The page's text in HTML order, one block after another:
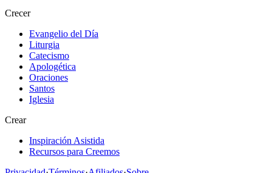
Crecer
Evangelio del Día
Liturgia
Catecismo
Apologética
Oraciones
Santos
Iglesia
Crear
Inspiración Asistida
Recursos para Creemos